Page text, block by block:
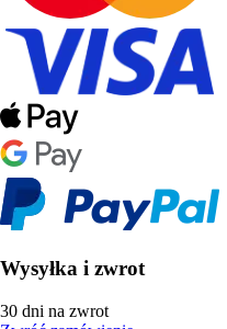
Wysyłka i zwrot
30 dni na zwrot